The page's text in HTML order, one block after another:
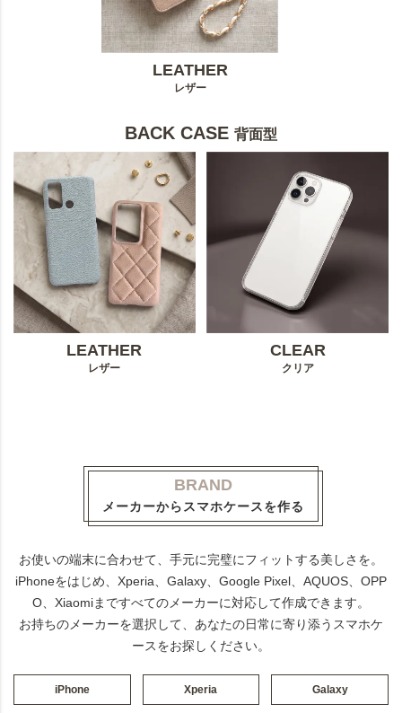
LEATHER
レザー
BACK CASE 背面型
LEATHER
レザー
CLEAR
クリア
BRAND
メーカーからスマホケースを作る
お使いの端末に合わせて、手元に完璧にフィットする美しさを。
iPhoneをはじめ、Xperia、Galaxy、Google Pixel、AQUOS、OPP
O、Xiaomiまですべてのメーカーに対応して作成できます。
お持ちのメーカーを選択して、あなたの日常に寄り添うスマホケ
ースをお探しください。
iPhone Xperia Galaxy